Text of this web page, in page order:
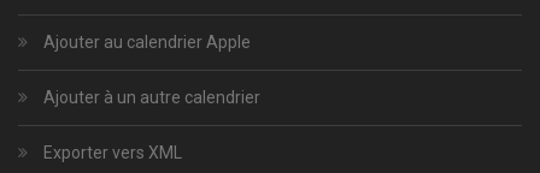
Ajouter au calendrier Apple
Ajouter à un autre calendrier
Exporter vers XML